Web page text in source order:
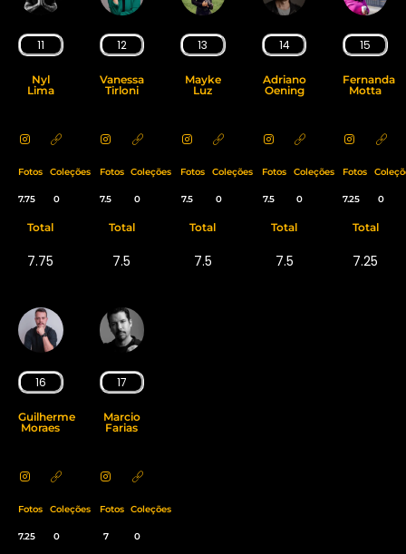
11
Nyl
Lima
Fotos Coleções
7.75 0
Total
7.75
12
Vanessa
Tirloni
Fotos Coleções
7.5 0
Total
7.5
13
Mayke
Luz
Fotos Coleções
7.5 0
Total
7.5
14
Adriano
Oening
Fotos Coleções
7.5 0
Total
7.5
15
Fernanda
Motta
Fotos
7.25 0
Total
7.25
16
Guilherme
Moraes
Fotos Coleções
7.25 0
17
Marcio
Farias
Fotos Coleções
7 0